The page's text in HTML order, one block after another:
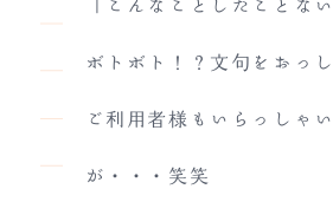
「こんなことしたことな
ボトボト！？文句をおっ
ご利用者様もいらっしゃ
が・・・笑笑